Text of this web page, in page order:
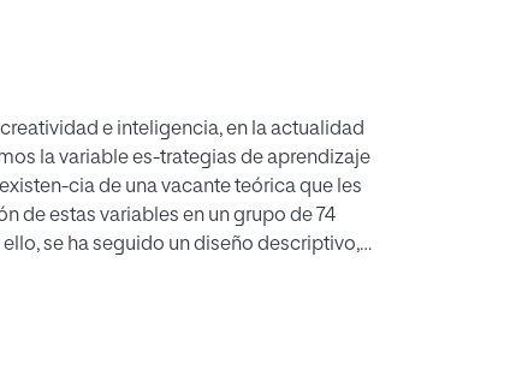
e inteligencia, en la actualidad
la variable es-trategias de aprendizaje
cia de una vacante teórica que les
de estas variables en un grupo de 74
se ha seguido un diseño descriptivo,
estrategias de aprendizaje e
y estrategias de aprendizaje.